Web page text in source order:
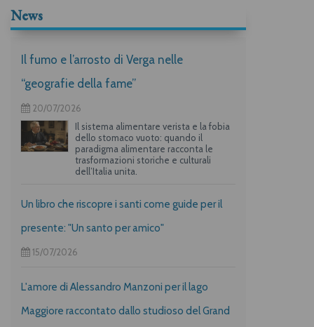
News
Il fumo e l’arrosto di Verga nelle
“geografie della fame”
20/07/2026
Il sistema alimentare verista e la fobia
dello stomaco vuoto: quando il
paradigma alimentare racconta le
trasformazioni storiche e culturali
dell’Italia unita.
Un libro che riscopre i santi come guide per il
presente: "Un santo per amico"
15/07/2026
L'amore di Alessandro Manzoni per il lago
Maggiore raccontato dallo studioso del Grand